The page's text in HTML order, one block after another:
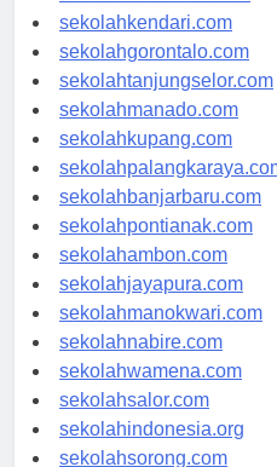
sekolahmakassar.com
sekolahkendari.com
sekolahgorontalo.com
sekolahtanjungselor.com
sekolahmanado.com
sekolahkupang.com
sekolahpalangkaraya.com
sekolahbanjarbaru.com
sekolahpontianak.com
sekolahambon.com
sekolahjayapura.com
sekolahmanokwari.com
sekolahnabire.com
sekolahwamena.com
sekolahsalor.com
sekolahindonesia.org